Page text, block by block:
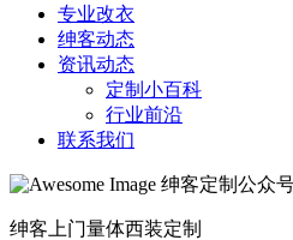
专业改衣
绅客动态
资讯动态
定制小百科
行业前沿
联系我们
绅客定制公众
绅客上门量体西装定制